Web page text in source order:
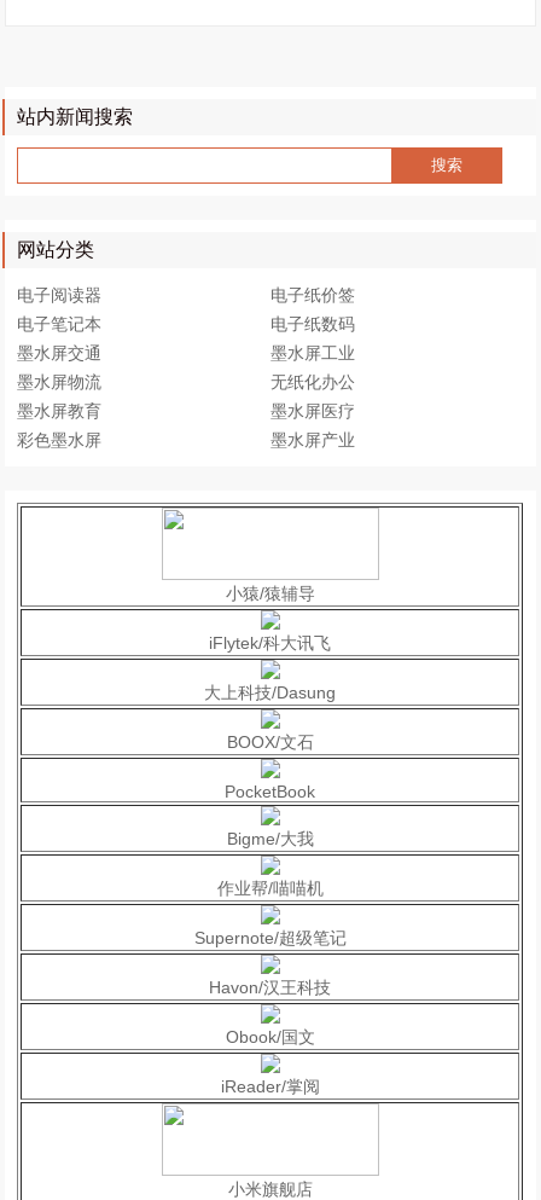
站内新闻搜索
网站分类
电子阅读器
电子纸价签
电子笔记本
电子纸数码
墨水屏交通
墨水屏工业
墨水屏物流
无纸化办公
墨水屏教育
墨水屏医疗
彩色墨水屏
墨水屏产业
小猿/猿辅导
iFlytek/科大讯飞
大上科技/Dasung
BOOX/文石
PocketBook
Bigme/大我
作业帮/喵喵机
Supernote/超级笔记
Havon/汉王科技
Obook/国文
iReader/掌阅
小米旗舰店